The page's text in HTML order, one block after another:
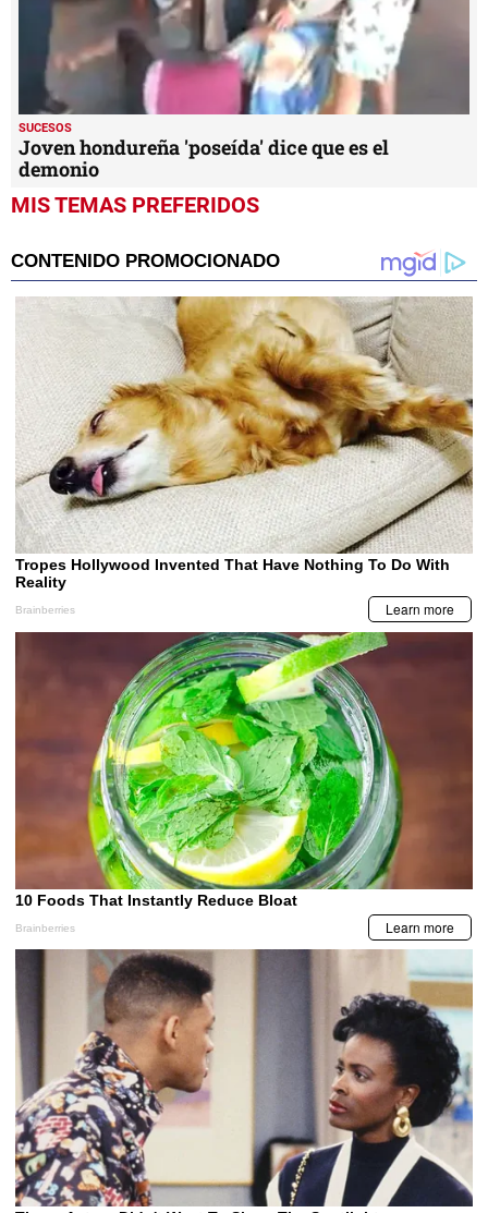
SUCESOS
Joven hondureña 'poseída' dice que es el
demonio
MIS TEMAS PREFERIDOS